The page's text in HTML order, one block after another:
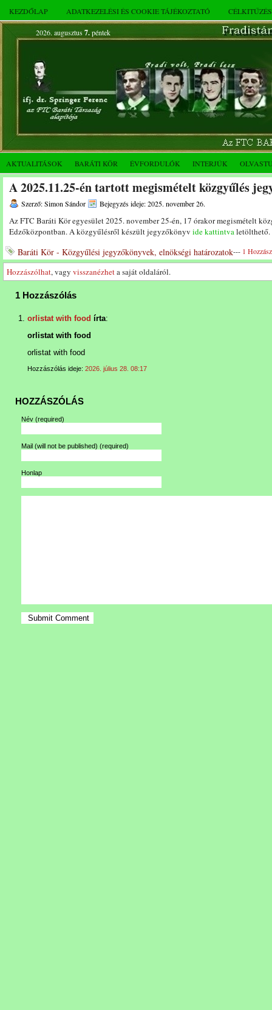
KEZDŐLAP ADATKEZELÉSI ÉS COOKIE TÁJÉKOZTATÓ
2026. augusztus 7.péntek
AKTUALITÁSOK BARÁTI KÖR ÉVFORDULÓK INTERJÚK
A 2025.11.25-én tartott megismételt közgyűlés
Szerző: Simon Sándor Bejegyzés ideje: 2025. november 26.
Az FTC Baráti Kör egyesület 2025. november 25-én, 17 órakor megismételt
Edzőközpontban. A közgyűlésről készült jegyzőkönyv ide kattintvaletölthető.
Baráti Kör - Közgyűlési jegyzőkönyvek, elnökségi határozatok--- 1
Hozzászólhat, vagy visszanézheta saját oldaláról.
1 Hozzászólás
orlistat with food írta:
orlistat with food
orlistat with food
Hozzászólás ideje: 2026. július 28. 08:17
HOZZÁSZÓLÁS
Név (required)
Mail (will not be published) (required)
Honlap